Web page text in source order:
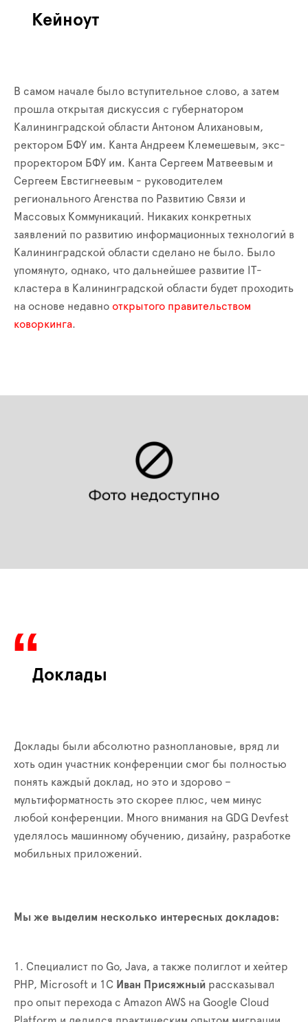
Кейноут
В самом начале было вступительное слово, а затем
прошла открытая дискуссия с губернатором
Калининградской области Антоном Алихановым,
ректором БФУ им. Канта Андреем Клемешевым, экс-
проректором БФУ им. Канта Сергеем Матвеевым и
Сергеем Евстигнеевым - руководителем
регионального Агенства по Развитию Связи и
Массовых Коммуникаций. Никаких конкретных
заявлений по развитию информационных технологий в
Калининградской области сделано не было. Было
упомянуто, однако, что дальнейшее развитие
IT-
кластера в Калининградской области будет проходить
на основе недавно открытого правительством
коворкинга.
Доклады
Доклады были абсолютно разноплановые, вряд ли
хоть один участник конференции смог бы полностью
понять каждый доклад, но это и здорово –
мультиформатность это скорее плюс, чем минус
любой конференции. Много внимания на GDG Devfest
уделялось машинному обучению, дизайну, разработке
мобильных приложений.
Мы же выделим несколько интересных докладов:
1. Специалист по Go, Java, а также полиглот и хейтер
PHP, Microsoft и 1C Иван Присяжный рассказывал
про опыт перехода с Amazon AWS на Google Cloud